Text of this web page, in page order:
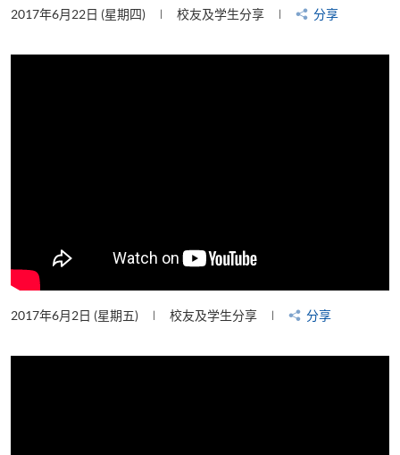
2017年6月22日 (星期四) 校友及学生分享 分享
2017年6月2日 (星期五) 校友及学生分享 分享